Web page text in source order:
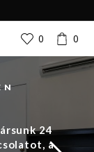
0 0
24
a